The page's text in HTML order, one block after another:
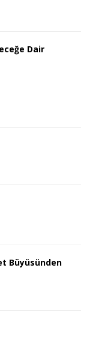
Dair
Büyüsünden